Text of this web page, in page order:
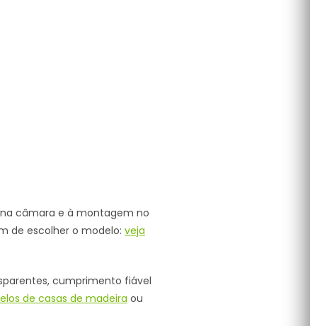
câmara e à montagem no
de escolher o modelo: veja
cumprimento fiável
de casas de madeira ou